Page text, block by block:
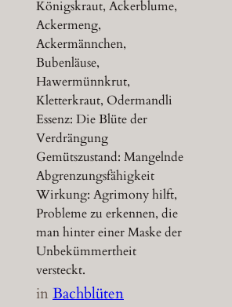
Königskraut, Ackerblume,
Ackermeng,
Ackermännchen,
Bubenläuse,
Hawermünnkrut,
Kletterkraut, Odermandli
Essenz: Die Blüte der
Verdrängung
Gemütszustand: Mangelnde
Abgrenzungsfähigkeit
Wirkung: Agrimony hilft,
Probleme zu erkennen, die
man hinter einer Maske der
Unbekümmertheit
versteckt.
inBachblüten